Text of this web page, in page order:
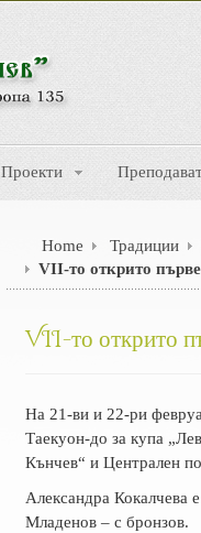
Проекти
Home
Традиции
VII-то открито
VII-то открито
На 21-ви и 22-ри
Таекуон-до за купа
Кънчев“ и Централен
Александра Кокалчева
Младенов – с бронзов.